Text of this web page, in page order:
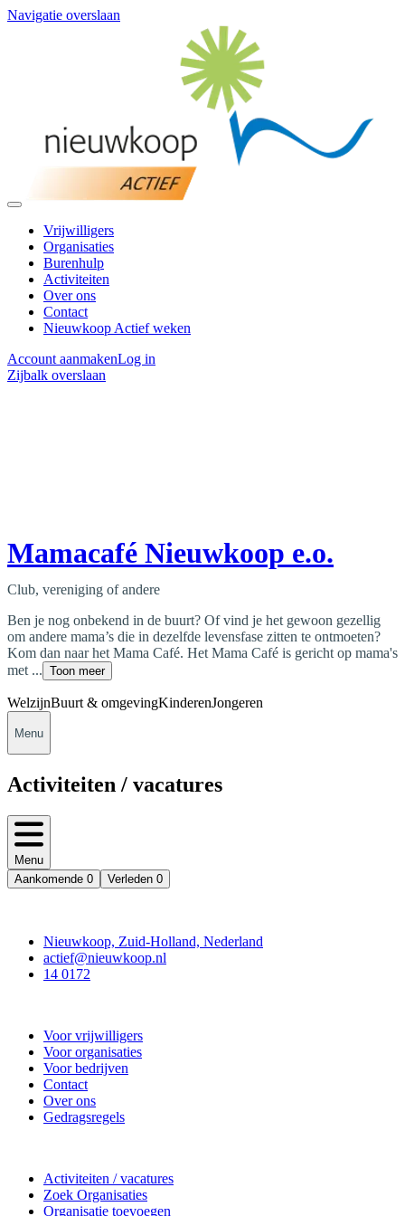
Navigatie overslaan
Vrijwilligers
Organisaties
Burenhulp
Activiteiten
Over ons
Contact
Nieuwkoop Actief weken
Account aanmakenLog in
Zijbalk overslaan
Mamacafé Nieuwkoop e.o.
Club, vereniging of andere
Ben je nog onbekend in de buurt? Of vind je het gewoon gezellig
om andere mama’s die in dezelfde levensfase zitten te ontmoeten?
Kom dan naar het Mama Café. Het Mama Café is gericht op mama's
met ... Toon meer
WelzijnBuurt & omgevingKinderenJongeren
Menu
Activiteiten / vacatures
Menu
Aankomende 0 Verleden 0
Nieuwkoop, Zuid-Holland, Nederland
actief@nieuwkoop.nl
14 0172
Voor vrijwilligers
Voor organisaties
Voor bedrijven
Contact
Over ons
Gedragsregels
Activiteiten / vacatures
Zoek Organisaties
Organisatie toevoegen